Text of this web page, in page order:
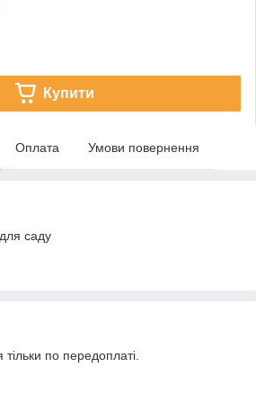
Купити
Оплата Умови повернення
саду
по передоплаті.